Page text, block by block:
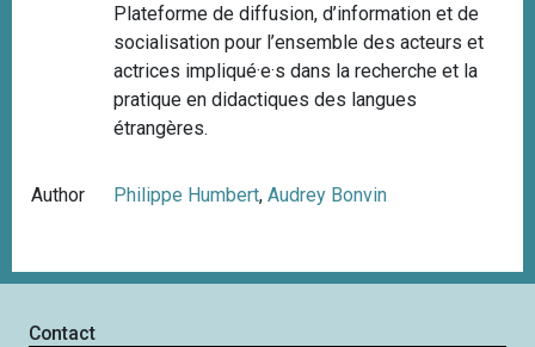
Plateforme de diffusion, d’information et de
socialisation pour l’ensemble des acteurs et
actrices impliqué·e·s dans la recherche et la
pratique en didactiques des langues
étrangères.
Author Philippe Humbert,Audrey Bonvin
Contact